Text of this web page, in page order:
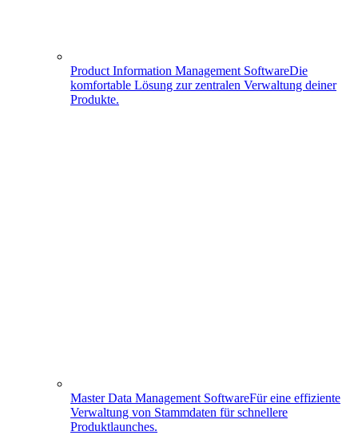
Product Information Management SoftwareDie
komfortable Lösung zur zentralen Verwaltung deiner
Produkte.
Master Data Management SoftwareFür eine effiziente
Verwaltung von Stammdaten für schnellere
Produktlaunches.